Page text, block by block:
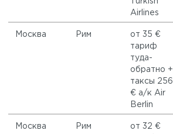
Airlines
Москва Рим
от 35 €
тариф
туда-
обратно +
таксы 256
€ а/к Air
Berlin
Москва Рим
от 32 €